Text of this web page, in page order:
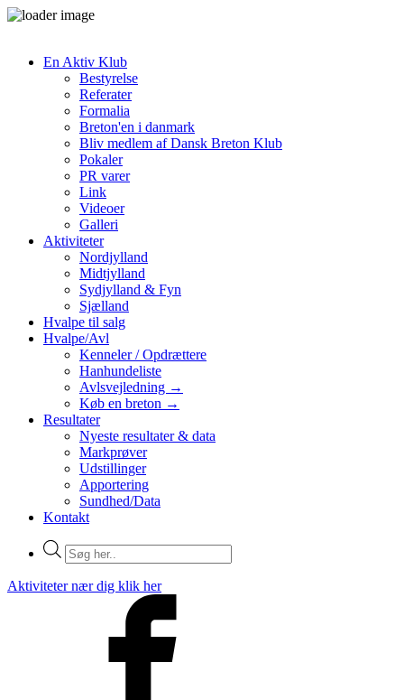
En Aktiv Klub
Bestyrelse
Referater
Formalia
Breton'en i danmark
Bliv medlem af Dansk Breton Klub
Pokaler
PR varer
Link
Videoer
Galleri
Aktiviteter
Nordjylland
Midtjylland
Sydjylland & Fyn
Sjælland
Hvalpe til salg
Hvalpe/Avl
Kenneler / Opdrættere
Hanhundeliste
Avlsvejledning →
Køb en breton →
Resultater
Nyeste resultater & data
Markprøver
Udstillinger
Apportering
Sundhed/Data
Kontakt
Products
search
Aktiviteter nær dig klik her